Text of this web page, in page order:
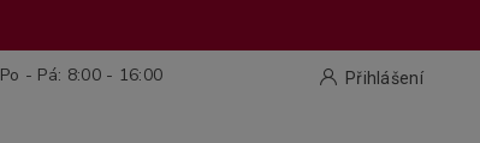
Přihlášení
Po - Pá: 8:00 - 16:00